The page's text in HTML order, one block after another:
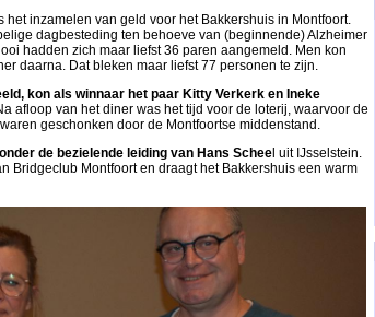
het inzamelen van geld voor het Bakkershuis in Montfoort.
dagbesteding ten behoeve van (beginnende) Alzheimer
hadden zich maar liefst 36 paren aangemeld. Men kon
daarna. Dat bleken maar liefst 77 personen te zijn.
kon als winnaar het paar Kitty Verkerk en Ineke
afloop van het diner was het tijd voor de loterij, waarvoor de
geschonken door de Montfoortse middenstand.
de bezielende leiding van Hans Scheel uit IJsselstein.
Bridgeclub Montfoort en draagt het Bakkershuis een warm